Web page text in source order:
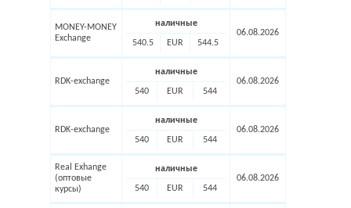
MONEY-MONEY
Exchange
наличные
540.5 EUR 544.5
06.08.2026
RDK-exchange
наличные
540 EUR 544
06.08.2026
RDK-exchange
наличные
540 EUR 544
06.08.2026
Real Exhange
(оптовые
курсы)
наличные
540 EUR 544
06.08.2026